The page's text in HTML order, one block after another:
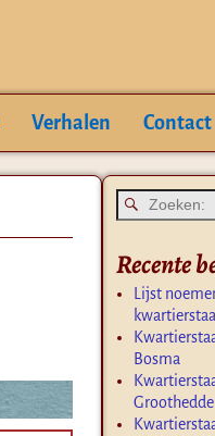
Verhalen Contact
Recente
Lijst
Bosma
Groothedde